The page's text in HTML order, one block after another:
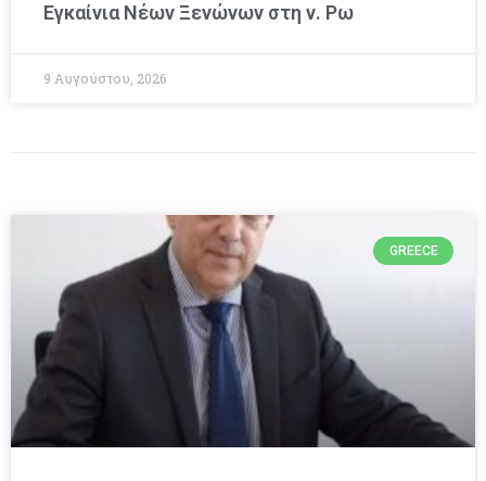
Εγκαίνια Νέων Ξενώνων στη ν. Ρω
9 Αυγούστου, 2026
GREECE